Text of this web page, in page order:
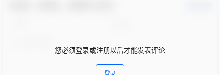
您必须登录或注册以后才能发表评论
登录